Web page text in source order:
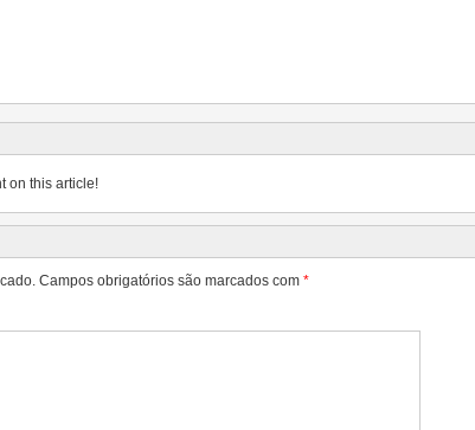
on this article!
Campos obrigatórios são marcados com *